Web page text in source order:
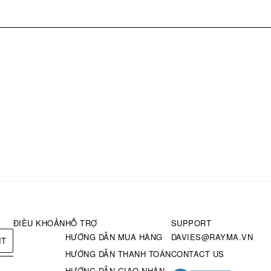
ĐIỀU KHOẢNHỖ TRỢ
HƯỚNG DẪN MUA HÀNG
HƯỚNG DẪN THANH TOÁN
SUPPORT
DAVIES@RAYMA.VN
CONTACT US